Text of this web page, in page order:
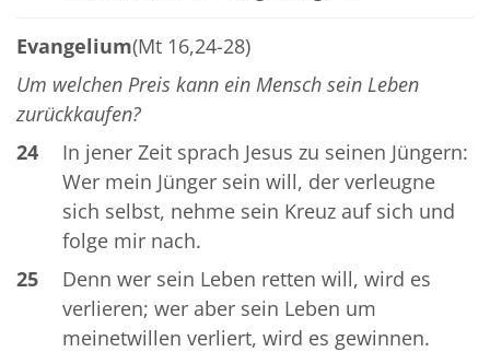
Evangelium(Mt 16,24-28)
Um welchen Preis kann ein Mensch sein Leben
zurückkaufen?
24
In jener Zeit sprach Jesus zu seinen Jüngern:
Wer mein Jünger sein will, der verleugne
sich selbst, nehme sein Kreuz auf sich und
folge mir nach.
25
Denn wer sein Leben retten will, wird es
verlieren; wer aber sein Leben um
meinetwillen verliert, wird es gewinnen.